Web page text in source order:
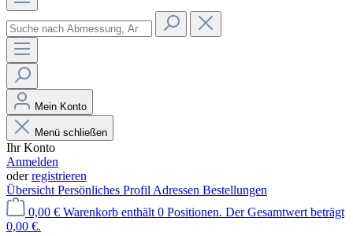
Mein Konto
Menü schließen
Ihr Konto
Anmelden
oderregistrieren
Übersicht Persönliches Profil Adressen Bestellungen
0,00 € Warenkorb enthält 0 Positionen. Der Gesamtwert beträgt
0,00 €.